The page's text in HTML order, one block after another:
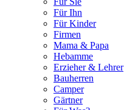
Für Ihn
Für Kinder
Firmen
Mama & Papa
Hebamme
Erzieher & Lehrer
Bauherren
Camper
Gärtner